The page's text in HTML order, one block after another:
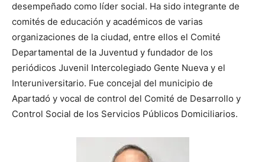
desempeñado como líder social. Ha sido integrante de
comités de educación y académicos de varias
organizaciones de la ciudad, entre ellos el Comité
Departamental de la Juventud y fundador de los
periódicos Juvenil Intercolegiado Gente Nueva y el
Interuniversitario. Fue concejal del municipio de
Apartadó y vocal de control del Comité de Desarrollo y
Control Social de los Servicios Públicos Domiciliarios.